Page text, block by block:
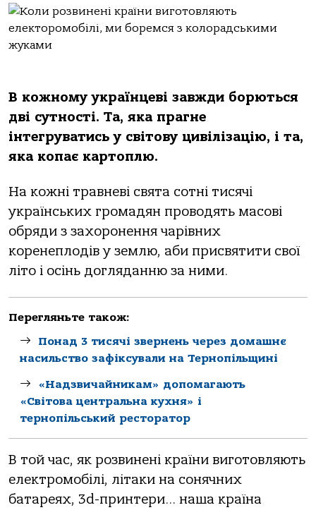
В кожному українцеві завжди борються
дві сутності. Та, яка прагне
інтегруватись у світову цивілізацію, і та,
яка копає картоплю.
На кожні травневі свята сотні тисячі
українських громадян проводять масові
обряди з захоронення чарівних
коренеплодів у землю, аби присвятити свої
літо і осінь догляданню за ними.
Перегляньте також:
Понад 3 тисячі звернень через домашнє
насильство зафіксували на Тернопільщині
«Надзвичайникам» допомагають
«Світова центральна кухня» і
тернопільський ресторатор
В той час, як розвинені країни виготовляють
електромобілі, літаки на сонячних
батареях, 3d-принтери… наша країна